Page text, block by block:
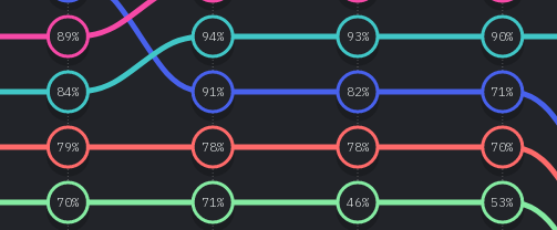
91% 82% 71%
84%
94% 93% 90%
89%
79% 78% 78% 70%
70% 71% 46% 53%